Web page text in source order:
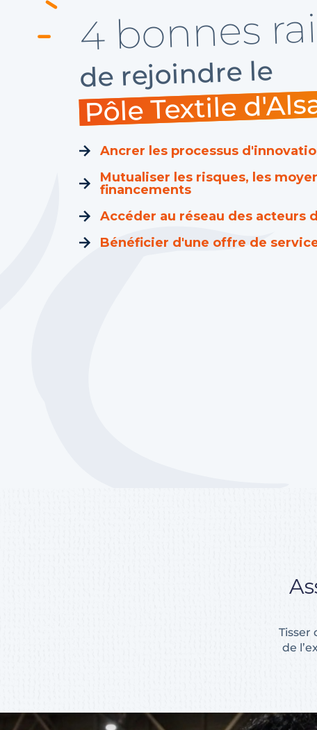
4 bonnes
de rejoindre le
Pôle Textile
Ancrer les processus
Mutualiser les risques, les
financements
Accéder au réseau des acteurs
Bénéficier d'une offre de
Tisser
de